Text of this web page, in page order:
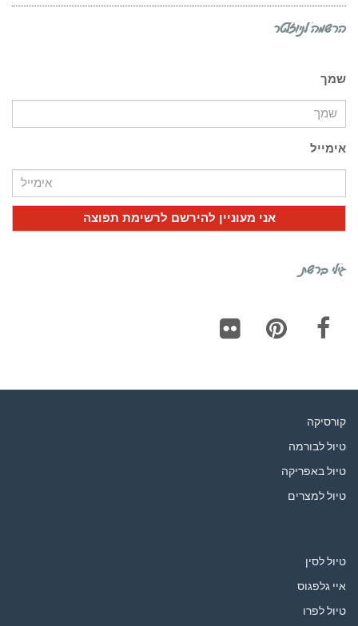
הרשמה לניוזלטר
שמך
אימייל
גילי ברשת
קורסיקה
טיול לבורמה
טיול באפריקה
טיול למצרים
טיול לסין
איי גלפגוס
טיול לפרו